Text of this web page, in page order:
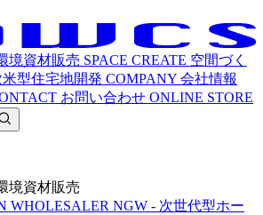
境資材販売 SPACE CREATE 空間づく
米型住宅地開発 COMPANY 会社情報
お問い合わせ ONLINE STORE
境資材販売
WHOLESALER NGW - 次世代型ホー